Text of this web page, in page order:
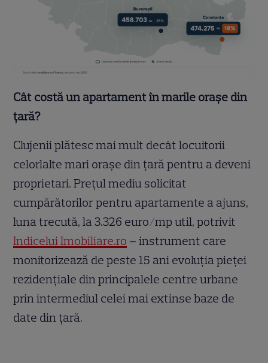
Cât costă un apartament în marile orașe din
țară?
Clujenii plătesc mai mult decât locuitorii
celorlalte mari orașe din țară pentru a deveni
proprietari. Prețul mediu solicitat
cumpărătorilor pentru apartamente a ajuns,
luna trecută, la 3.326 euro/mp util, potrivit
Indicelui Imobiliare.ro – instrument care
monitorizează de peste 15 ani evoluția pieței
rezidențiale din principalele centre urbane
prin intermediul celei mai extinse baze de
date din țară.